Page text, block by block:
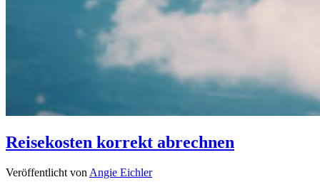
Reisekosten korrekt abrechnen
Veröffentlicht von Angie Eichler